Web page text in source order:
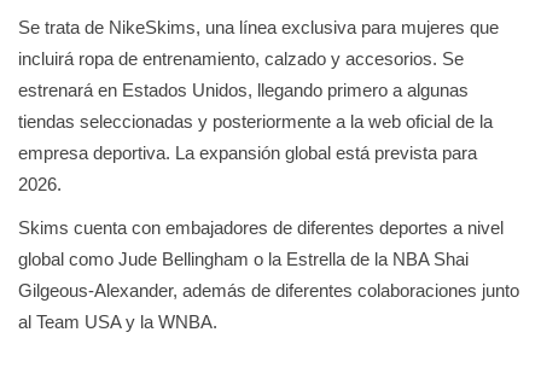
Se trata de NikeSkims, una línea exclusiva para mujeres que
incluirá ropa de entrenamiento, calzado y accesorios. Se
estrenará en Estados Unidos, llegando primero a algunas
tiendas seleccionadas y posteriormente a la web oficial de la
empresa deportiva. La expansión global está prevista para
2026.
Skims cuenta con embajadores de diferentes deportes a nivel
global como Jude Bellingham o la Estrella de la NBA Shai
Gilgeous-Alexander, además de diferentes colaboraciones junto
al Team USA y la WNBA.